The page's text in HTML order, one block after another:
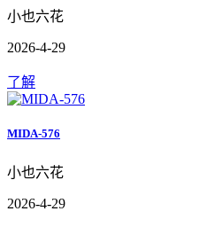
小也六花
2026-4-29
了解
MIDA-576
小也六花
2026-4-29